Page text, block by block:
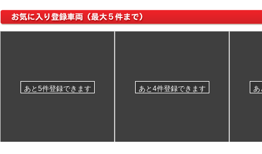
あと5件登録できます あと4件登録できます あ